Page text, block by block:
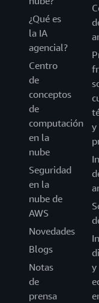
¿Qué es
la IA
agencial?
Centro
de
conceptos
de
computación
en la
nube
Seguridad
en la
nube de
AWS
Novedades
Blogs
Notas
de
prensa
y
y